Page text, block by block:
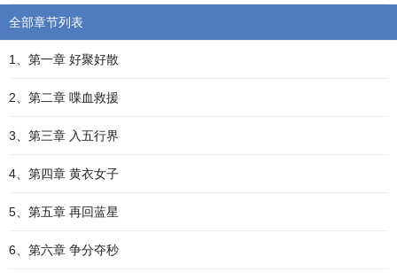
全部章节列表
1、第一章 好聚好散
2、第二章 喋血救援
3、第三章 入五行界
4、第四章 黄衣女子
5、第五章 再回蓝星
6、第六章 争分夺秒